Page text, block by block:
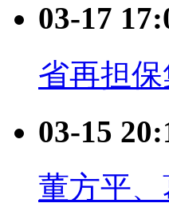
03-17
省再担
03-15
董方平